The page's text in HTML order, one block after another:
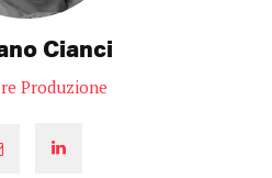
Cianci
Produzione